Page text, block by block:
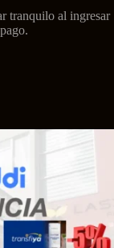
tranquilo al ingresar